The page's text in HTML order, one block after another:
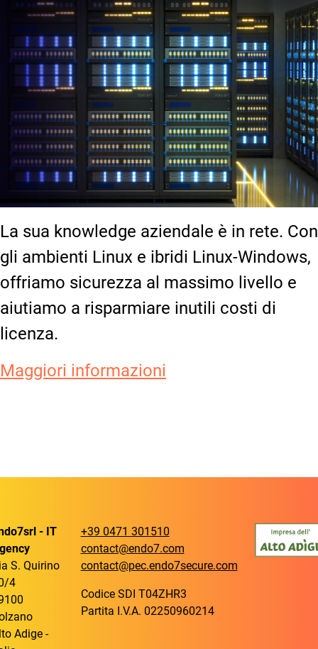
La sua knowledge aziendale è in rete. Con
gli ambienti Linux e ibridi Linux-Windows,
offriamo sicurezza al massimo livello e
aiutiamo a risparmiare inutili costi di
licenza.
Maggiori informazioni
- IT
S. Quirino
4
Adige -
+39 0471 301510
contact@endo7.com
contact@pec.endo7secure.com
Codice SDI T04ZHR3
Partita I.V.A. 02250960214